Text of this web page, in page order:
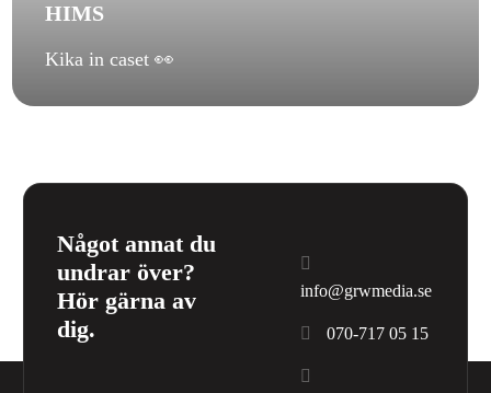
HIMS
Kika in caset 👀
Något annat du
undrar över?
Hör gärna av
dig.
info@grwmedia.se
070-717 05 15